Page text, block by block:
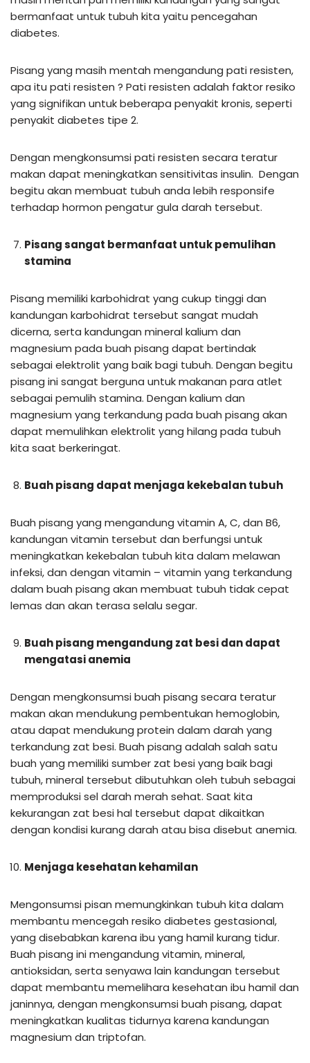
bermanfaat untuk tubuh kita yaitu pencegahan
diabetes.
Pisang yang masih mentah mengandung pati resisten,
apa itu pati resisten ? Pati resisten adalah faktor resiko
yang signifikan untuk beberapa penyakit kronis, seperti
penyakit diabetes tipe 2.
Dengan mengkonsumsi pati resisten secara teratur
makan dapat meningkatkan sensitivitas insulin. Dengan
begitu akan membuat tubuh anda lebih responsife
terhadap hormon pengatur gula darah tersebut.
Pisang sangat bermanfaat untuk pemulihan
stamina
Pisang memiliki karbohidrat yang cukup tinggi dan
kandungan karbohidrat tersebut sangat mudah
dicerna, serta kandungan mineral kalium dan
magnesium pada buah pisang dapat bertindak
sebagai elektrolit yang baik bagi tubuh. Dengan begitu
pisang ini sangat berguna untuk makanan para atlet
sebagai pemulih stamina. Dengan kalium dan
magnesium yang terkandung pada buah pisang akan
dapat memulihkan elektrolit yang hilang pada tubuh
kita saat berkeringat.
Buah pisang dapat menjaga kekebalan tubuh
Buah pisang yang mengandung vitamin A, C, dan B6,
kandungan vitamin tersebut dan berfungsi untuk
meningkatkan kekebalan tubuh kita dalam melawan
infeksi, dan dengan vitamin – vitamin yang terkandung
dalam buah pisang akan membuat tubuh tidak cepat
lemas dan akan terasa selalu segar.
Buah pisang mengandung zat besi dan dapat
mengatasi anemia
Dengan mengkonsumsi buah pisang secara teratur
makan akan mendukung pembentukan hemoglobin,
atau dapat mendukung protein dalam darah yang
terkandung zat besi. Buah pisang adalah salah satu
buah yang memiliki sumber zat besi yang baik bagi
tubuh, mineral tersebut dibutuhkan oleh tubuh sebagai
memproduksi sel darah merah sehat. Saat kita
kekurangan zat besi hal tersebut dapat dikaitkan
dengan kondisi kurang darah atau bisa disebut anemia.
Menjaga kesehatan kehamilan
Mengonsumsi pisan memungkinkan tubuh kita dalam
membantu mencegah resiko diabetes gestasional,
yang disebabkan karena ibu yang hamil kurang tidur.
Buah pisang ini mengandung vitamin, mineral,
antioksidan, serta senyawa lain kandungan tersebut
dapat membantu memelihara kesehatan ibu hamil dan
janinnya, dengan mengkonsumsi buah pisang, dapat
meningkatkan kualitas tidurnya karena kandungan
magnesium dan triptofan.